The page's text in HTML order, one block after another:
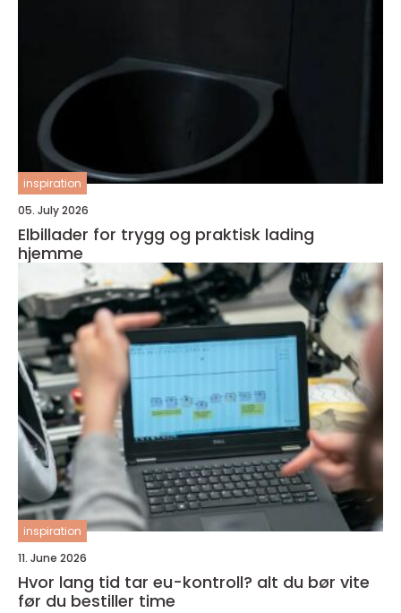
inspiration
05. July 2026
Elbillader for trygg og praktisk lading
hjemme
inspiration
11. June 2026
Hvor lang tid tar eu-kontroll? alt du bør vite
før du bestiller time